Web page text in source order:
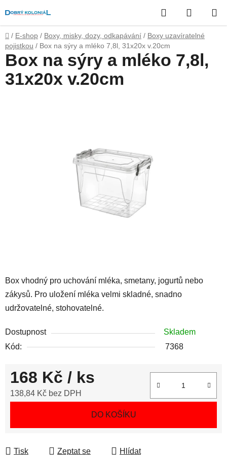
na
obsah
Hledat
KOŠÍK
Domů
/ E-shop / Boxy, misky, dozy, odkapávání / Boxy uzavíratelné
pojistkou / Box na sýry a mléko 7,8l, 31x20x v.20cm
Box vhodný pro uchování mléka, smetany, jogurtů nebo
zákysů. Pro uložení mléka velmi skladné, snadno
udržovatelné, stohovatelné.
Dostupnost
Skladem
Kód:
7368
168 Kč / ks
138,84 Kč bez DPH
DO KOŠÍKU
Tisk Zeptat se Hlídat
Box na sýry a mléko 7,8l,
31x20x v.20cm